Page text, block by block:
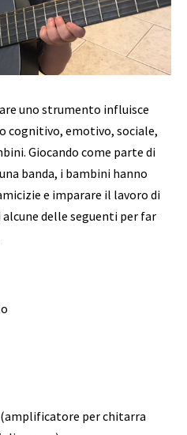
uno strumento influisce
cognitivo, emotivo, sociale,
Giocando come parte di
banda, i bambini hanno
e imparare il lavoro di
delle seguenti per far
per chitarra